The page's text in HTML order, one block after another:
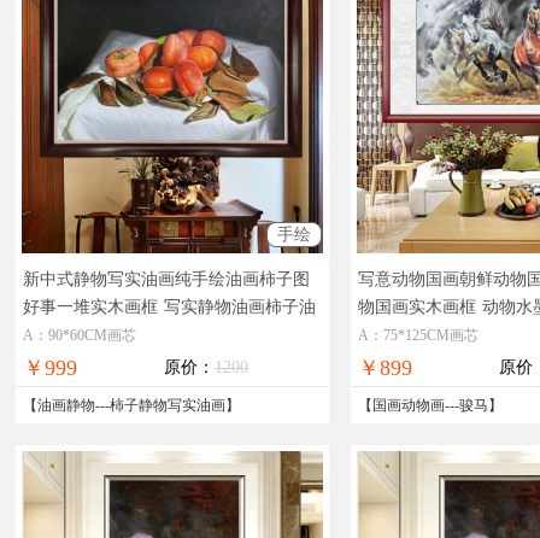
手绘
新中式静物写实油画纯手绘油画柿子图
好事一堆实木画框 写实静物油画柿子油
画
A：90*60CM画芯
￥999 原价： 1200
【油画静物---柿子静物写实油画】
写意动物国画朝鲜动物
物国画实木画框 动物水
A：75*125CM画芯
￥899 原价
【 国画动物画---骏马 】